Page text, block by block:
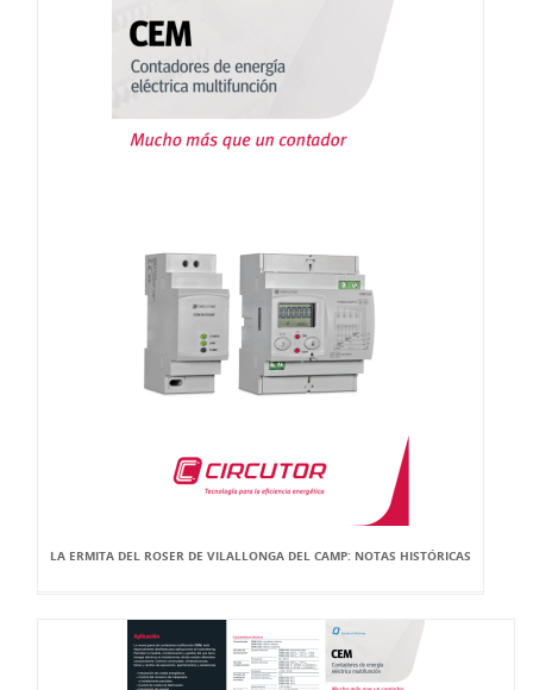
LA ERMITA DEL ROSER DE VILALLONGA DEL CAMP: NOTAS HISTÓRICAS